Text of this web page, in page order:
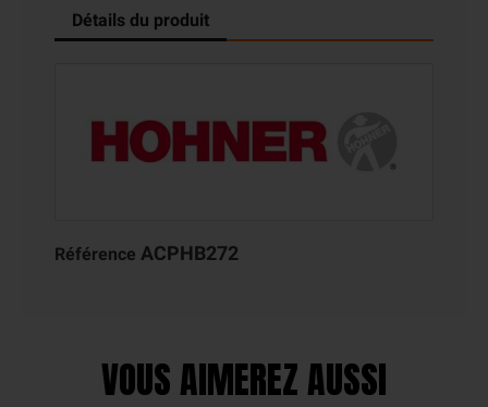
Détails du produit
Référence ACPHB272
VOUS AIMEREZ AUSSI